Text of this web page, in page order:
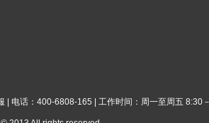
| 电话：400-6808-165 | 工作时间：周一至周五 8:30